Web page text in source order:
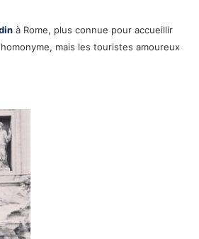
à Rome, plus connue pour accueillir
mais les touristes amoureux